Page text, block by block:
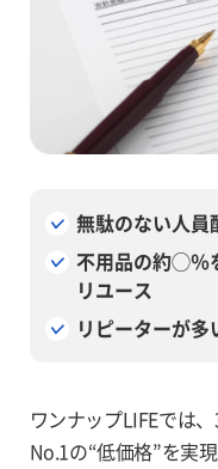
無駄のない人員
不用品の約◯％
リユース
リピーターが多
ワンナップLIFEでは
No.1の“低価格”を実現